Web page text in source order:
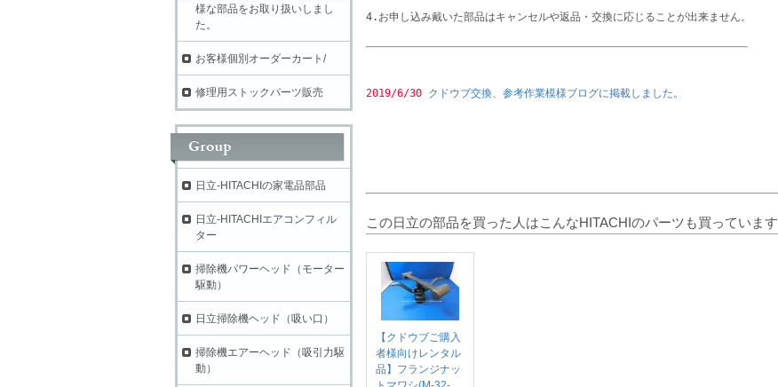
4.お申し込み戴いた部品はキャンセルや返品・交換に応じることが出来ません。
2019/6/30 クドウブ交換、参考作業模様ブログに掲載しました。
この日立の部品を買った人はこんなHITACHIのパーツも買っています
【クドウブご購入
者様向けレンタル
品】フランジナッ
様な部品をお取り扱いしまし
た。
お客様個別オーダーカート/
修理用ストックパーツ販売
日立-HITACHIの家電品部品
日立-HITACHIエアコンフィル
ター
掃除機パワーヘッド（モーター
駆動）
日立掃除機ヘッド（吸い口）
掃除機エアーヘッド（吸引力駆
動）